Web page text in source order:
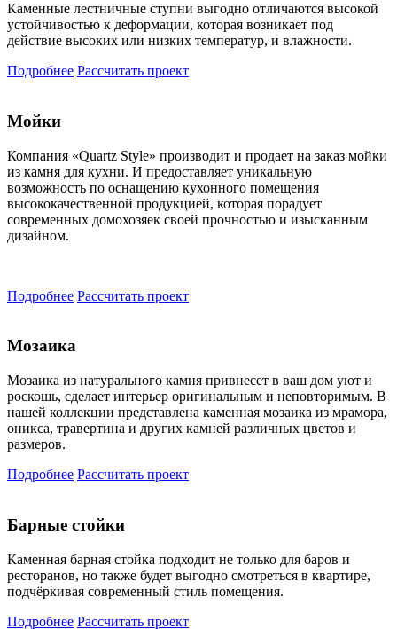
Каменные лестничные ступни выгодно отличаются высокой
устойчивостью к деформации, которая возникает под
действие высоких или низких температур, и влажности.
Подробнее Рассчитать проект
Мойки
Компания «Quartz Style» производит и продает на заказ мойки
из камня для кухни. И предоставляет уникальную
возможность по оснащению кухонного помещения
высококачественной продукцией, которая порадует
современных домохозяек своей прочностью и изысканным
дизайном.
Подробнее Рассчитать проект
Мозаика
Мозаика из натурального камня привнесет в ваш дом уют и
роскошь, сделает интерьер оригинальным и неповторимым. В
нашей коллекции представлена каменная мозаика из мрамора,
оникса, травертина и других камней различных цветов и
размеров.
Подробнее Рассчитать проект
Барные стойки
Каменная барная стойка подходит не только для баров и
ресторанов, но также будет выгодно смотреться в квартире,
подчёркивая современный стиль помещения.
Подробнее Рассчитать проект